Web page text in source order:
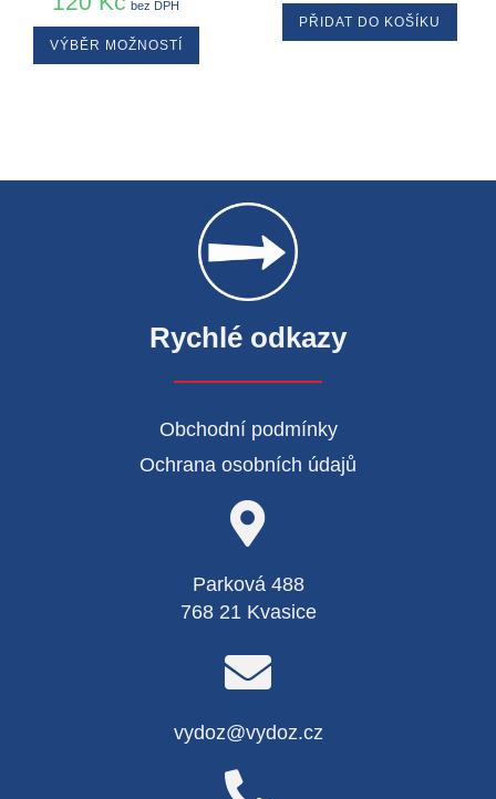
bez DPH
VÝBĚR MOŽNOSTÍ
PŘIDAT DO KOŠÍKU
Rychlé odkazy
Obchodní podmínky
Ochrana osobních údajů
Parková 488
768 21 Kvasice
vydoz@vydoz.cz